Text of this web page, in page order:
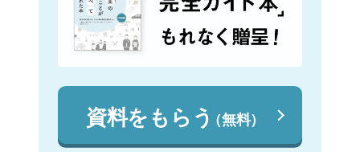
資料をもらう（無料）